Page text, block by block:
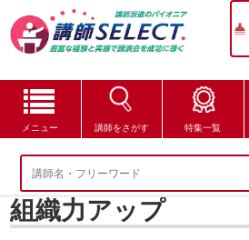
メニュー 講師をさがす 特集一覧
講師をさがす
特集一覧
組織力アップ